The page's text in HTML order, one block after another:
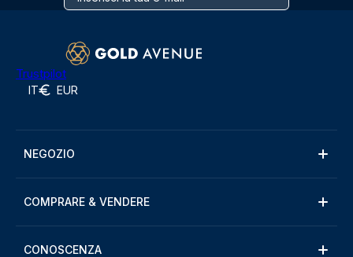
Trustpilot
IT EUR
NEGOZIO
COMPRARE & VENDERE
CONOSCENZA